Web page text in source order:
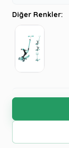
Diğer Renkler: